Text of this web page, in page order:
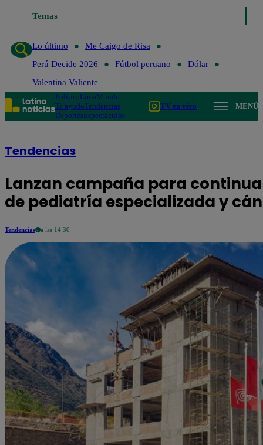
Temas
Lo último
Me Caigo de Risa
Perú Decide 2026
Fútbol peruano
Dólar
Valentina Valiente
PolíticaLimaMundo
Te ayudoTendencias
DeportesEspectáculos
TV en vivo MENÚ
Tendencias
Lanzan campaña para
de pediatría especializada y
Tendencias a las 14:30